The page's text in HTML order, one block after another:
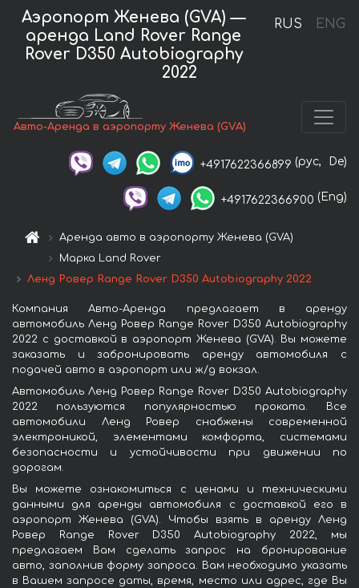
RUS ENG
Аэропорт Женева (GVA) —
аренда Land Rover Range
Rover D350 Autobiography
2022
Авто-Аренда в аэропорту Женева (GVA)
+4917622366899 (рус, De)
+4917622366900 (Eng)
Аренда авто в аэропорту Женева (GVA)
Марка Land Rover
Ленд Ровер Range Rover D350 Autobiography 2022
Компания Авто-Аренда предлагает в аренду
автомобиль Ленд Ровер Range Rover D350 Autobiography
2022 с доставкой в аэропорт Женева (GVA). Вы можете
заказать и забронировать аренду автомобиля с
подачей авто в аэропорт или ж/д вокзал.
Автомобиль Ленд Ровер Range Rover D350 Autobiography
2022 пользуются популярностью проката. Все
автомобили Ленд Ровер снабжены современной
электроникой, элементами комфорта, системами
безопасности и устойчивости при движении по
дорогам.
Вы можете ознакомиться с ценами и техническими
данными для аренды автомобиля с доставкой его в
аэропорт Женева (GVA). Чтобы взять в аренду Ленд
Ровер Range Rover D350 Autobiography 2022, мы
предлагаем Вам сделать запрос на бронирование
авто, заполнив форму запроса. Вам необходимо указать
в Вашем запросе даты, время, место или адрес, где Вы